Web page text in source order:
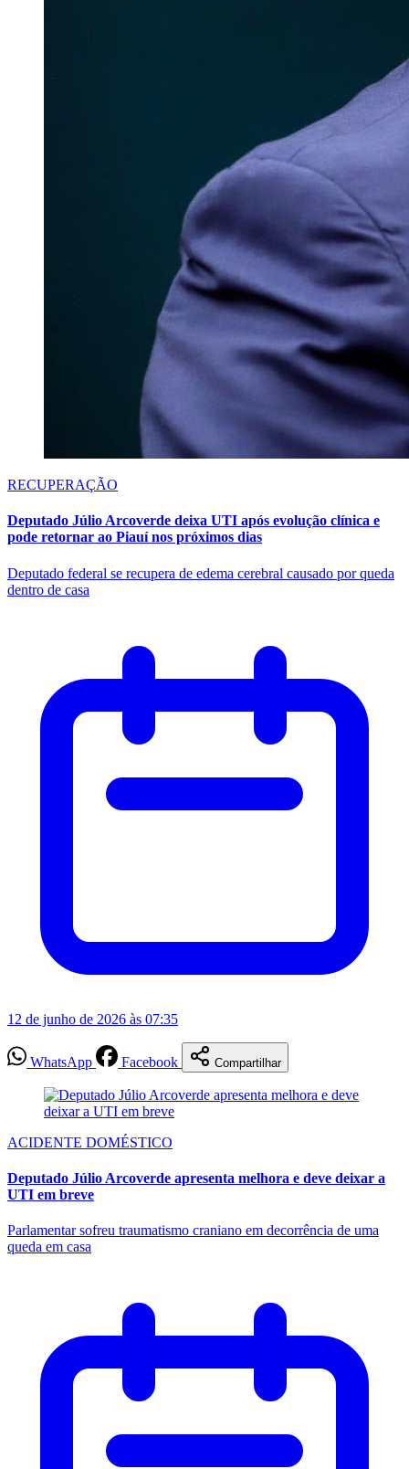
RECUPERAÇÃO
Deputado Júlio Arcoverde deixa UTI após evolução clínica e
pode retornar ao Piauí nos próximos dias
Deputado federal se recupera de edema cerebral causado por queda
dentro de casa
12 de junho de 2026 às 07:35
WhatsApp Facebook Compartilhar
ACIDENTE DOMÉSTICO
Deputado Júlio Arcoverde apresenta melhora e deve deixar a
UTI em breve
Parlamentar sofreu traumatismo craniano em decorrência de uma
queda em casa